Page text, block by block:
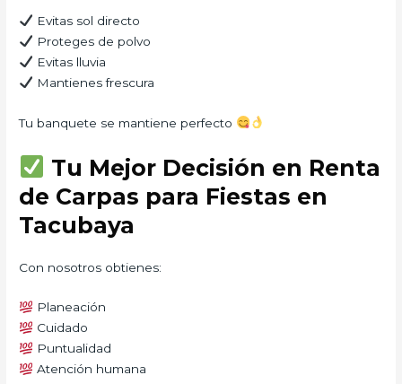
Evitas sol directo
Proteges de polvo
Evitas lluvia
Mantienes frescura
Tu banquete se mantiene perfecto
Tu Mejor Decisión en Renta
de Carpas para Fiestas en
Tacubaya
Con nosotros obtienes:
Planeación
Cuidado
Puntualidad
Atención humana